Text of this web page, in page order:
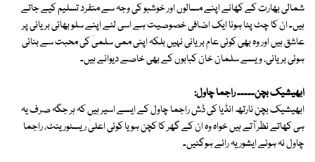
شمالی بھارت کے کھانے اپنے مسالوں اور خوشبو کی وجہ سے منفرد تسلیم کیے جاتے
ہیں۔ ان کا چٹ پٹا ہونا ایک اضافی خصوصیت ہے اسی لئے اپنے سلو بھائی بریانی پر
عاشق ہیں اور وہ بھی کوئی عام بریانی نہیں بلکہ اپنی ممی سلمیٰ کی محبت سے بنائی
ہوئی بریانی، ویسے سلمان خان کبابوں کے بھی خاصے دیوانے ہیں۔
ابھیشیک بچن۔۔۔۔۔ راجما چاول:
ابھیشیک بچن نارتھ انڈیا کی ڈش راجما چاول کے ایسے اسیر ہیں کہ ہر جگہ صرف یہ
ہی کھاتے نظر آتے ہیں خواہ وہ ان کے گھر کا کچن ہو یا کوئی اعلیٰ ریسٹورینٹ، راجما
چاول نہ ہوئے ایشوریہ رائے ہوگئیں۔